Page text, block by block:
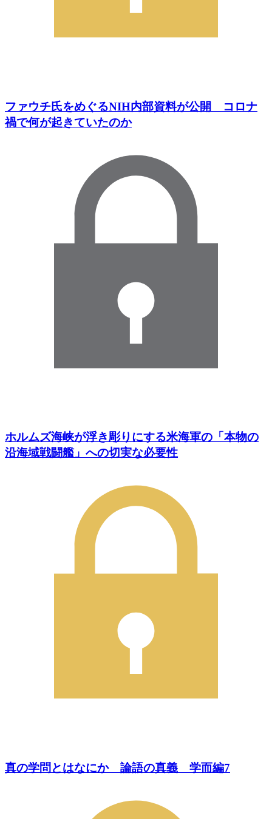
ファウチ氏をめぐるNIH内部資料が公開 コロナ
禍で何が起きていたのか
ホルムズ海峡が浮き彫りにする米海軍の「本物の
沿海域戦闘艦」への切実な必要性
真の学問とはなにか 論語の真義 学而編7